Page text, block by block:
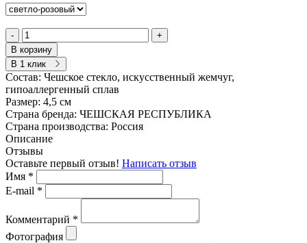
-
+
В корзину
В 1 клик
Состав: Чешское стекло, искусственный жемчуг,
гипоаллергенный сплав
Размер: 4,5 см
Страна бренда: ЧЕШСКАЯ РЕСПУБЛИКА
Страна производства: Россия
Описание
Отзывы
Оставьте первый отзыв! Написать отзыв
Имя *
E-mail *
Комментарий *
Фотография